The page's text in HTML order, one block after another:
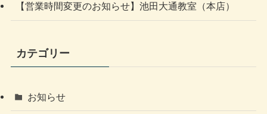
【営業時間変更のお知らせ】池田大通教室（本店）
カテゴリー
お知らせ